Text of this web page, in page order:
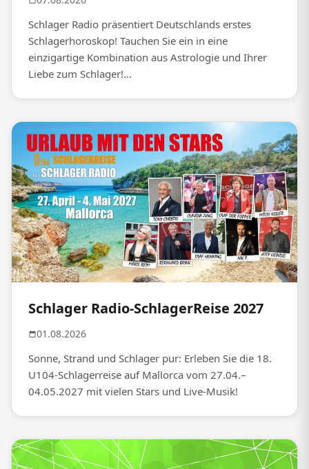
Schlager Radio präsentiert Deutschlands erstes
Schlagerhoroskop! Tauchen Sie ein in eine
einzigartige Kombination aus Astrologie und Ihrer
Liebe zum Schlager!...
Schlager Radio-SchlagerReise 2027
01.08.2026
Sonne, Strand und Schlager pur: Erleben Sie die 18.
U104-Schlagerreise auf Mallorca vom 27.04.–
04.05.2027 mit vielen Stars und Live-Musik!